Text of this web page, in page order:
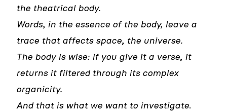
the theatrical body.
Words, in the essence of the body, leave a
trace that affects space, the universe.
The body is wise: if you give it a verse, it
returns it filtered through its complex
organicity.
And that is what we want to investigate.